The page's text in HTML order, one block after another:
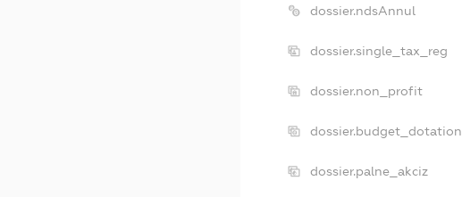
dossier.ndsAnnul
dossier.single_tax_reg
dossier.non_profit
dossier.budget_dotation
dossier.palne_akciz